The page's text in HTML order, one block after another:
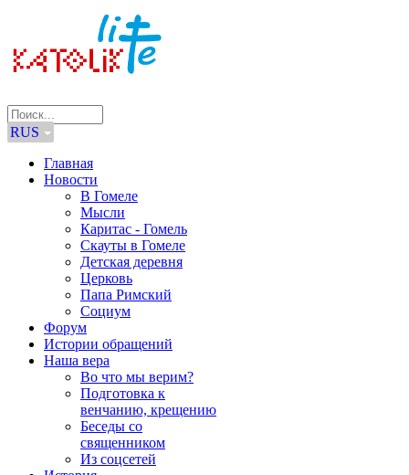
RUS
Главная
Новости
В Гомеле
Мысли
Каритас - Гомель
Скауты в Гомеле
Детская деревня
Церковь
Папа Римский
Социум
Форум
Истории обращений
Наша вера
Во что мы верим?
Подготовка к
венчанию, крещению
Беседы со
священником
Из соцсетей